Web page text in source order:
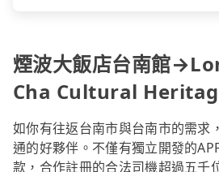
煙波大飯店台南館
Cha Cultural
如你有往返台南市與台南市的需
通的好夥伴。不僅有獨立開發的
款，合作註冊的合法司機超過五千